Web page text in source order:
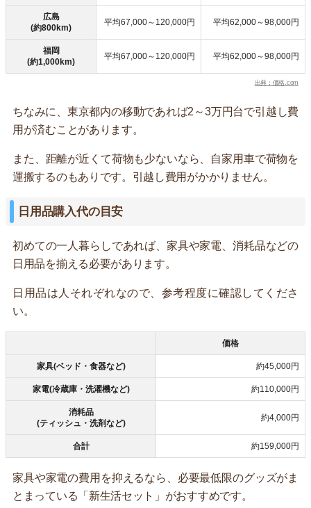
広島
(約800km)
平均67,000～120,000円 平均62,000～98,000円
福岡
(約1,000km)
平均67,000～120,000円 平均62,000～98,000円
出典：価格.com
ちなみに、東京都内の移動であれば2～3万円台で引越し費
用が済むことがあります。
また、距離が近くて荷物も少ないなら、自家用車で荷物を
運搬するのもありです。引越し費用がかかりません。
日用品購入代の目安
初めての一人暮らしであれば、家具や家電、消耗品などの
日用品を揃える必要があります。
日用品は人それぞれなので、参考程度に確認してくださ
い。
価格
家具(ベッド・食器など) 約45,000円
家電(冷蔵庫・洗濯機など) 約110,000円
消耗品
(ティッシュ・洗剤など)
約4,000円
合計 約159,000円
家具や家電の費用を抑えるなら、必要最低限のグッズがま
とまっている「新生活セット」がおすすめです。